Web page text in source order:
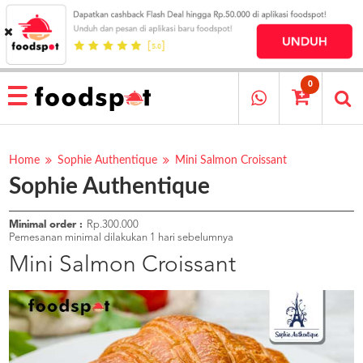
HOME
MENU
RESTAURANT
PESAN
OUR
COMPANY
KATA
MEREKA
KATALOG
LOYALTY
PROGRAM
FAQ
ABOUT
0
Home Sophie Authentique Mini Salmon Croissant
Sophie Authentique
Minimal order :
Rp.300.000
Pemesanan minimal dilakukan 1 hari sebelumnya
Mini Salmon Croissant